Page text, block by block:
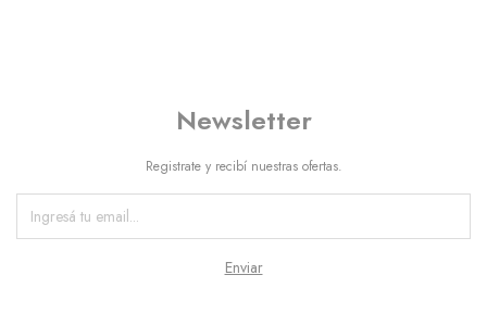
Newsletter
Registrate y recibí nuestras ofertas.